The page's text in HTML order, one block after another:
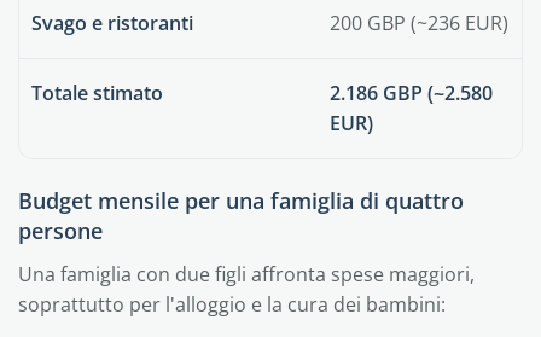
Svago e ristoranti 200 GBP (~236 EUR)
Totale stimato
2.186 GBP (~2.580
EUR)
Budget mensile per una famiglia di quattro
persone
Una famiglia con due figli affronta spese maggiori,
soprattutto per l'alloggio e la cura dei bambini: